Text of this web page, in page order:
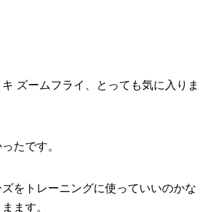
ズームフライ、とっても気に入りま
たです。
をトレーニングに使っていいのかな
ます。